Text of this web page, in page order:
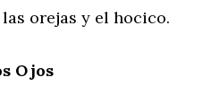
orejas y el hocico.
Ojos